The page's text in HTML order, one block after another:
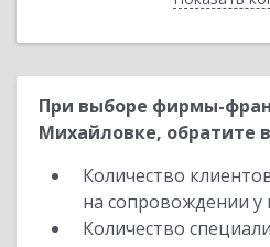
При выборе фирмы-
Михайловке, обратите
Количество
на сопровождении
Количество